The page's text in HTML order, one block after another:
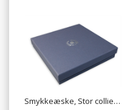
Smykkeæske, Stor collier - mat lavendel